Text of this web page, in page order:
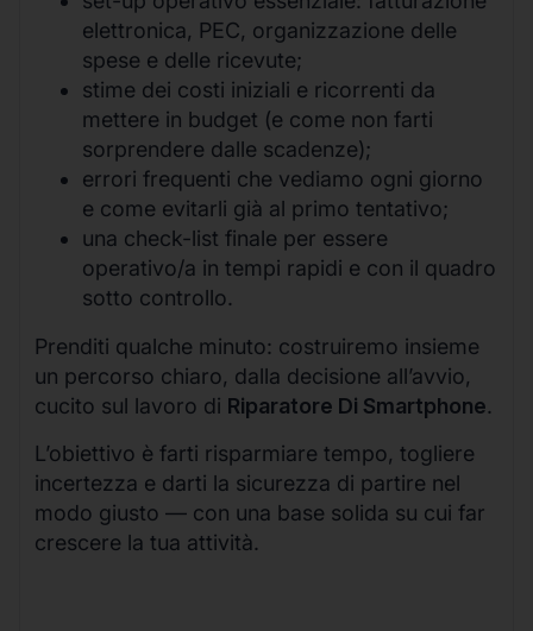
elettronica, PEC, organizzazione delle
spese e delle ricevute;
stime dei costi iniziali e ricorrenti da
mettere in budget (e come non farti
sorprendere dalle scadenze);
errori frequenti che vediamo ogni giorno
e come evitarli già al primo tentativo;
una check-list finale per essere
operativo/a in tempi rapidi e con il quadro
sotto controllo.
Prenditi qualche minuto: costruiremo insieme
un percorso chiaro, dalla decisione all’avvio,
cucito sul lavoro di Riparatore Di Smartphone.
L’obiettivo è farti risparmiare tempo, togliere
incertezza e darti la sicurezza di partire nel
modo giusto — con una base solida su cui far
crescere la tua attività.